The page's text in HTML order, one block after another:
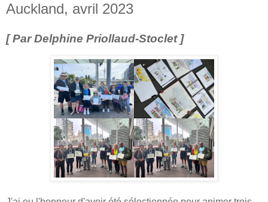
Auckland, avril 2023
[ Par Delphine Priollaud-Stoclet ]